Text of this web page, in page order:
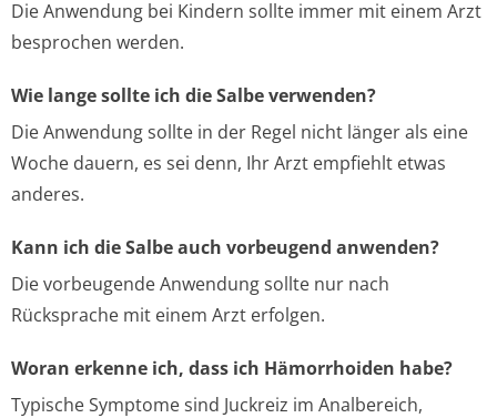
Die Anwendung bei Kindern sollte immer mit einem Arzt
besprochen werden.
Wie lange sollte ich die Salbe verwenden?
Die Anwendung sollte in der Regel nicht länger als eine
Woche dauern, es sei denn, Ihr Arzt empfiehlt etwas
anderes.
Kann ich die Salbe auch vorbeugend anwenden?
Die vorbeugende Anwendung sollte nur nach
Rücksprache mit einem Arzt erfolgen.
Woran erkenne ich, dass ich Hämorrhoiden habe?
Typische Symptome sind Juckreiz im Analbereich,